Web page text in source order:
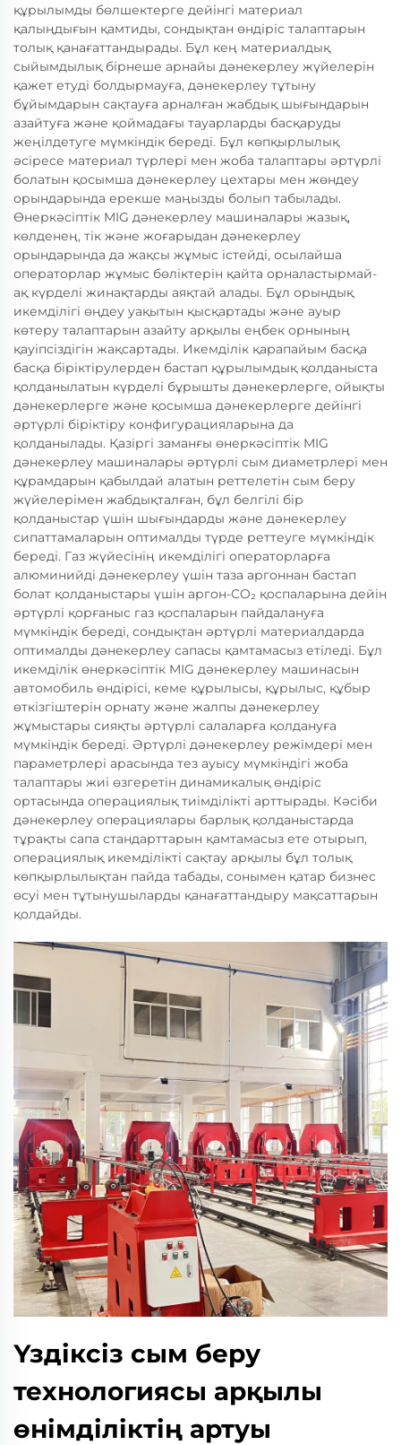
құрылымды бөлшектерге дейінгі материал
қалыңдығын қамтиды, сондықтан өндіріс талаптарын
толық қанағаттандырады. Бұл кең материалдық
сыйымдылық бірнеше арнайы дәнекерлеу жүйелерін
қажет етуді болдырмауға, дәнекерлеу тұтыну
бұйымдарын сақтауға арналған жабдық шығындарын
азайтуға және қоймадағы тауарларды басқаруды
жеңілдетуге мүмкіндік береді. Бұл көпқырлылық
әсіресе материал түрлері мен жоба талаптары әртүрлі
болатын қосымша дәнекерлеу цехтары мен жөндеу
орындарында ерекше маңызды болып табылады.
Өнеркәсіптік MIG дәнекерлеу машиналары жазық,
көлденең, тік және жоғарыдан дәнекерлеу
орындарында да жақсы жұмыс істейді, осылайша
операторлар жұмыс бөліктерін қайта орналастырмай-
ақ күрделі жинақтарды аяқтай алады. Бұл орындық
икемділігі өңдеу уақытын қысқартады және ауыр
көтеру талаптарын азайту арқылы еңбек орнының
қауіпсіздігін жақсартады. Икемділік қарапайым басқа
басқа біріктірулерден бастап құрылымдық қолданыста
қолданылатын күрделі бұрышты дәнекерлерге, ойықты
дәнекерлерге және қосымша дәнекерлерге дейінгі
әртүрлі біріктіру конфигурацияларына да
қолданылады. Қазіргі заманғы өнеркәсіптік MIG
дәнекерлеу машиналары әртүрлі сым диаметрлері мен
құрамдарын қабылдай алатын реттелетін сым беру
жүйелерімен жабдықталған, бұл белгілі бір
қолданыстар үшін шығындарды және дәнекерлеу
сипаттамаларын оптималды түрде реттеуге мүмкіндік
береді. Газ жүйесінің икемділігі операторларға
алюминийді дәнекерлеу үшін таза аргоннан бастап
болат қолданыстары үшін аргон-CO₂ қоспаларына дейін
әртүрлі қорғаныс газ қоспаларын пайдалануға
мүмкіндік береді, сондықтан әртүрлі материалдарда
оптималды дәнекерлеу сапасы қамтамасыз етіледі. Бұл
икемділік өнеркәсіптік MIG дәнекерлеу машинасын
автомобиль өндірісі, кеме құрылысы, құрылыс, құбыр
өткізгіштерін орнату және жалпы дәнекерлеу
жұмыстары сияқты әртүрлі салаларға қолдануға
мүмкіндік береді. Әртүрлі дәнекерлеу режімдері мен
параметрлері арасында тез ауысу мүмкіндігі жоба
талаптары жиі өзгеретін динамикалық өндіріс
ортасында операциялық тиімділікті арттырады. Кәсіби
дәнекерлеу операциялары барлық қолданыстарда
тұрақты сапа стандарттарын қамтамасыз ете отырып,
операциялық икемділікті сақтау арқылы бұл толық
көпқырлылықтан пайда табады, сонымен қатар бизнес
өсуі мен тұтынушыларды қанағаттандыру мақсаттарын
қолдайды.
Үздіксіз сым беру
технологиясы арқылы
өнімділіктің артуы